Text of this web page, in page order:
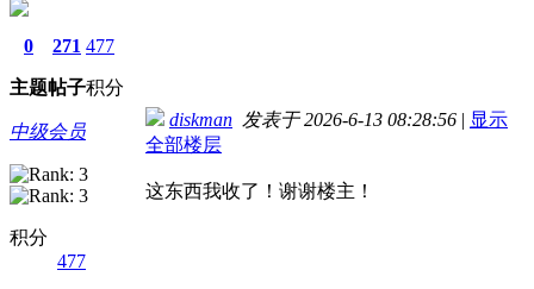
0
主题
271
帖子
477
积分
中级会员
积分
477
diskman 发表于 2026-6-13 08:28:56 | 显示
全部楼层
这东西我收了！谢谢楼主！